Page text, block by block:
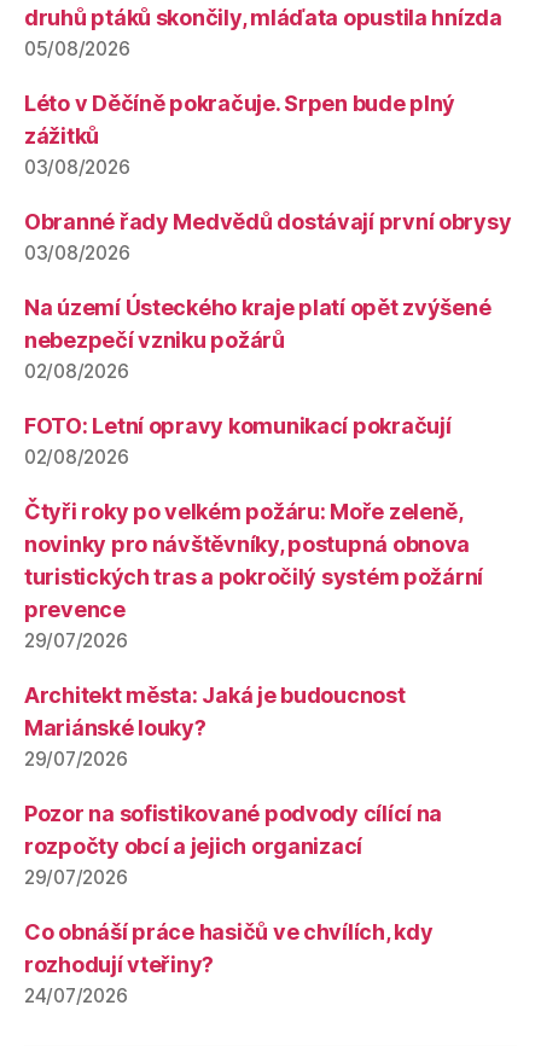
druhů ptáků skončily, mláďata opustila hnízda
05/08/2026
Léto v Děčíně pokračuje. Srpen bude plný
zážitků
03/08/2026
Obranné řady Medvědů dostávají první obrysy
03/08/2026
Na území Ústeckého kraje platí opět zvýšené
nebezpečí vzniku požárů
02/08/2026
FOTO: Letní opravy komunikací pokračují
02/08/2026
Čtyři roky po velkém požáru: Moře zeleně,
novinky pro návštěvníky, postupná obnova
turistických tras a pokročilý systém požární
prevence
29/07/2026
Architekt města: Jaká je budoucnost
Mariánské louky?
29/07/2026
Pozor na sofistikované podvody cílící na
rozpočty obcí a jejich organizací
29/07/2026
Co obnáší práce hasičů ve chvílích, kdy
rozhodují vteřiny?
24/07/2026